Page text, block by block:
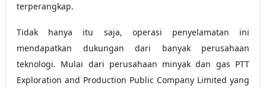
terperangkap.
Tidak hanya itu saja, operasi penyelamatan ini
mendapatkan dukungan dari banyak perusahaan
teknologi. Mulai dari perusahaan minyak dan gas PTT
Exploration and Production Public Company Limited yang